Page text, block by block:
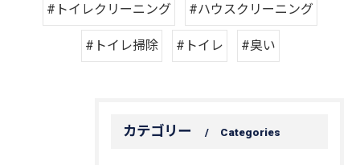
#トイレクリーニング #ハウスクリーニング
#トイレ掃除 #トイレ #臭い
カテゴリー Categories